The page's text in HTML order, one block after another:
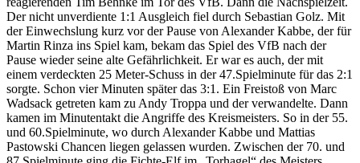
Der nicht unverdiente 1:1 Ausgleich fiel durch Sebastian Golz. Mit
der Einwechslung kurz vor der Pause von Alexander Kabbe, der für
Martin Rinza ins Spiel kam, bekam das Spiel des VfB nach der
Pause wieder seine alte Gefährlichkeit. Er war es auch, der mit
einem verdeckten 25 Meter-Schuss in der 47.Spielminute für das 2:1
sorgte. Schon vier Minuten später das 3:1. Ein Freistoß von Marc
Wadsack getreten kam zu Andy Troppa und der verwandelte. Dann
kamen im Minutentakt die Angriffe des Kreismeisters. So in der 55.
und 60.Spielminute, wo durch Alexander Kabbe und Mattias
Pastowski Chancen liegen gelassen wurden. Zwischen der 70. und